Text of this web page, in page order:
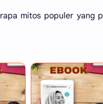
mitos populer yang